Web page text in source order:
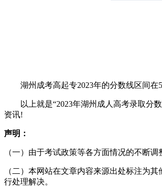
湖州成考高起专2023年的分数线区间在
以上就是“2023年湖州成人高考录取分数
资讯!
声明：
（一）由于考试政策等各方面情况的不断
（二）本网站在文章内容来源出处标注为
行处理解决。